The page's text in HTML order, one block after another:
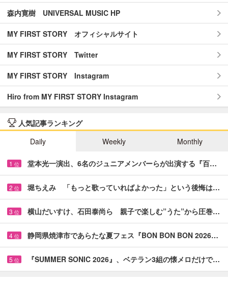
森内寛樹 UNIVERSAL MUSIC HP
MY FIRST STORY オフィシャルサイト
MY FIRST STORY Twitter
MY FIRST STORY Instagram
Hiro from MY FIRST STORY Instagram
人気記事ランキング
Daily
Weekly Monthly
1 位 堂本光一演出、6名のジュニアメンバーらが出演する『百…
2 位 堀ちえみ 「もっと歌っていればよかった」という後悔は…
3 位 横山だいすけ、石田泰尚ら 親子で楽しむ”うた”から圧巻…
4 位 静岡県焼津市であらたな夏フェス『BON BON BON 2026…
5 位 『SUMMER SONIC 2026』、ベテラン3組の懐メロだけで…